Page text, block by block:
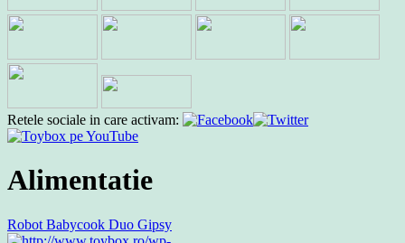
Retele sociale in care activam:
Alimentatie
Robot Babycook Duo Gipsy